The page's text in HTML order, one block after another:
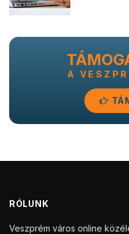
A
RÓLUNK
Veszprém város online